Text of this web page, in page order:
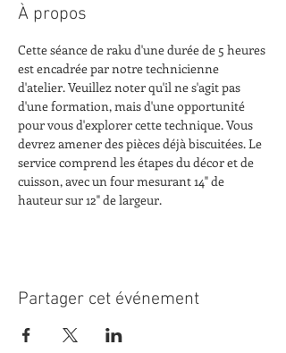
À propos
Cette séance de raku d'une durée de 5 heures
est encadrée par notre technicienne
d'atelier. Veuillez noter qu'il ne s'agit pas
d'une formation, mais d'une opportunité
pour vous d'explorer cette technique. Vous
devrez amener des pièces déjà biscuitées. Le
service comprend les étapes du décor et de
cuisson, avec un four mesurant 14" de
hauteur sur 12" de largeur.
Partager cet événement